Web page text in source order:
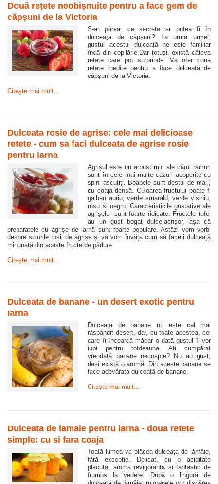
Două rețete neobișnuite pentru a face gem de
căpșuni de la Victoria
S-ar părea, ce secrete ar putea fi în
dulceața de căpșuni? La urma urmei,
gustul acestui dulceață ne este familiar
încă din copilărie.Dar totuși, există câteva
rețete care pot surprinde. Vă ofer două
rețete inedite pentru a face dulceață de
căpșuni de la Victoria.
Citeşte mai mult...
Dulceata rosie de agrise: cele mai delicioase
retete - cum sa faci dulceata de agrise rosie
pentru iarna
Agrișul este un arbust mic ale cărui ramuri
sunt în cele mai multe cazuri acoperite cu
spini ascuțiți. Boabele sunt destul de mari,
cu coaja densă. Culoarea fructului poate fi
galben auriu, verde smarald, verde visiniu,
rosu si negru. Caracteristicile gustative ale
agrișelor sunt foarte ridicate. Fructele tufei
au un gust bogat dulce-acrișor, așa că
preparatele cu agrișe de iarnă sunt foarte populare. Astăzi vom vorbi
despre soiurile roșii de agrișe și vă vom învăța cum să faceți dulceață
minunată din aceste fructe de pădure.
Citeşte mai mult...
Dulceata de banane - un desert exotic pentru
iarna
Dulceața de banane nu este cel mai
răspândit desert, dar, cu toate acestea, cei
care îi încearcă măcar o dată gustul îl vor
iubi pentru totdeauna. Ați cumpărat
vreodată banane necoapte? Nu au gust,
deși există o aromă. Din aceste banane se
face adevărata dulceață de banane.
Citeşte mai mult...
Dulceata de lamaie pentru iarna - doua retete
simple: cu si fara coaja
Toată lumea va plăcea dulceața de lămâie,
fără excepție. Delicat, cu o aciditate
plăcută, aromă revigorantă și fantastic de
frumos la vedere. După o lingură de